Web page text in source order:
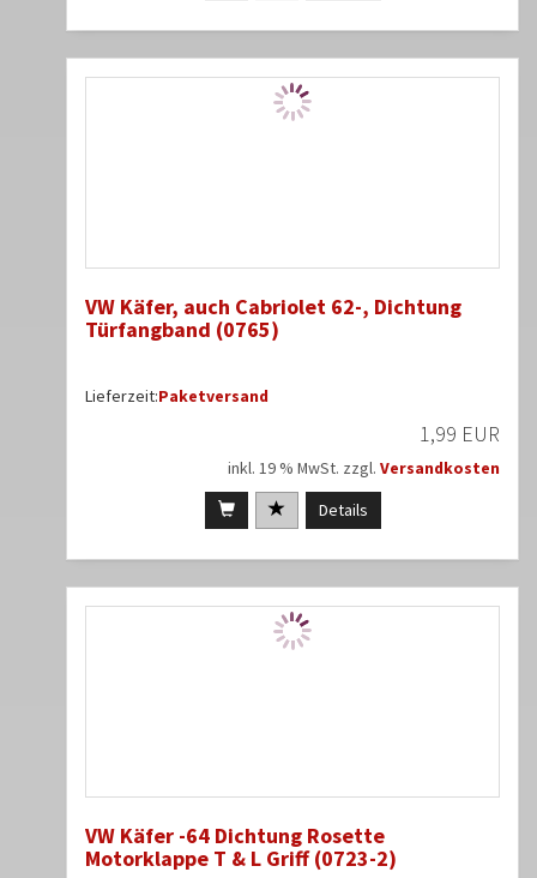
VW Käfer, auch Cabriolet 62-, Dichtung
Türfangband (0765)
Lieferzeit:Paketversand
1,99 EUR
inkl. 19 % MwSt. zzgl. Versandkosten
Details
VW Käfer -64 Dichtung Rosette
Motorklappe T & L Griff (0723-2)